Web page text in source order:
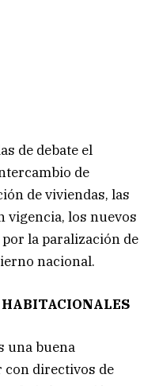
de debate el
de
de viviendas, las
vigencia, los nuevos
la paralización de
nacional.
una buena
directivos de